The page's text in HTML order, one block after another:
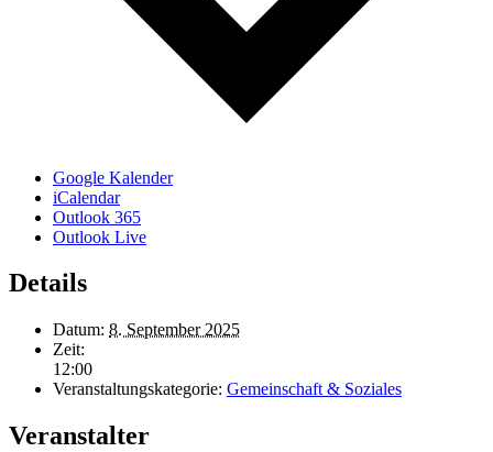
Google Kalender
iCalendar
Outlook 365
Outlook Live
Details
Datum: 8. September 2025
Zeit:
12:00
Veranstaltungskategorie: Gemeinschaft & Soziales
Veranstalter